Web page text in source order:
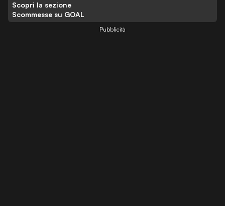
Scopri la sezione
Scommesse su GOAL
Pubblicità